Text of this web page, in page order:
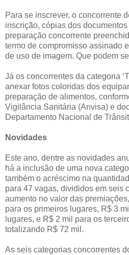
Para se inscrever, o concorrente
inscrição, cópias dos
preparação concorrente
termo de compromisso assinado
de uso de imagem. Que podem
Já os concorrentes da categoria
anexar fotos coloridas dos
preparação de alimentos,
Vigilância Sanitária (Anvisa) e
Departamento Nacional de
Novidades
Este ano, dentre as novidades
há a inclusão de uma nova
também o acréscimo na
para 47 vagas, divididos em seis
aumento no valor das
para os primeiros lugares, R$ 3
lugares, e R$ 2 mil para os
totalizando R$ 72 mil.
As seis categorias concorrentes